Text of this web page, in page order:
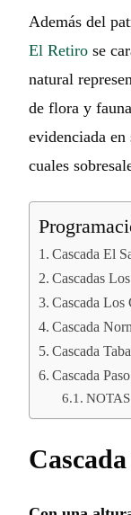
Además del
El Retiro se
natural
de flora y
evidenciada en
cuales
Cascada El
Cascadas
Cascada Los
Cascada
Cascada
Cascada